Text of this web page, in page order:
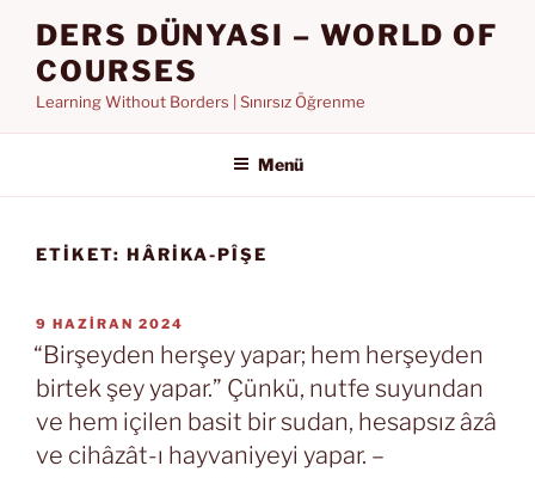
DERS DÜNYASI – WORLD OF
COURSES
Learning Without Borders | Sınırsız Öğrenme
Menü
ETIKET: HÂRIKA-PÎŞE
YAYIM
TARIHI
9 HAZIRAN 2024
“Birşeyden herşey yapar; hem herşeyden
birtek şey yapar.” Çünkü, nutfe suyundan
ve hem içilen basit bir sudan, hesapsız âzâ
ve cihâzât-ı hayvaniyeyi yapar. –